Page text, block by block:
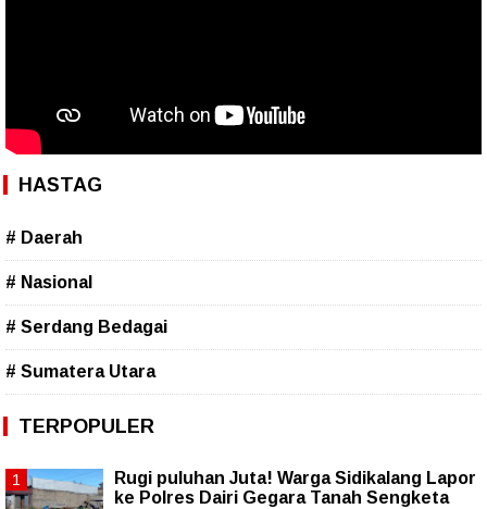
HASTAG
# Daerah
# Nasional
# Serdang Bedagai
# Sumatera Utara
TERPOPULER
Rugi puluhan Juta! Warga Sidikalang Lapor
ke Polres Dairi Gegara Tanah Sengketa